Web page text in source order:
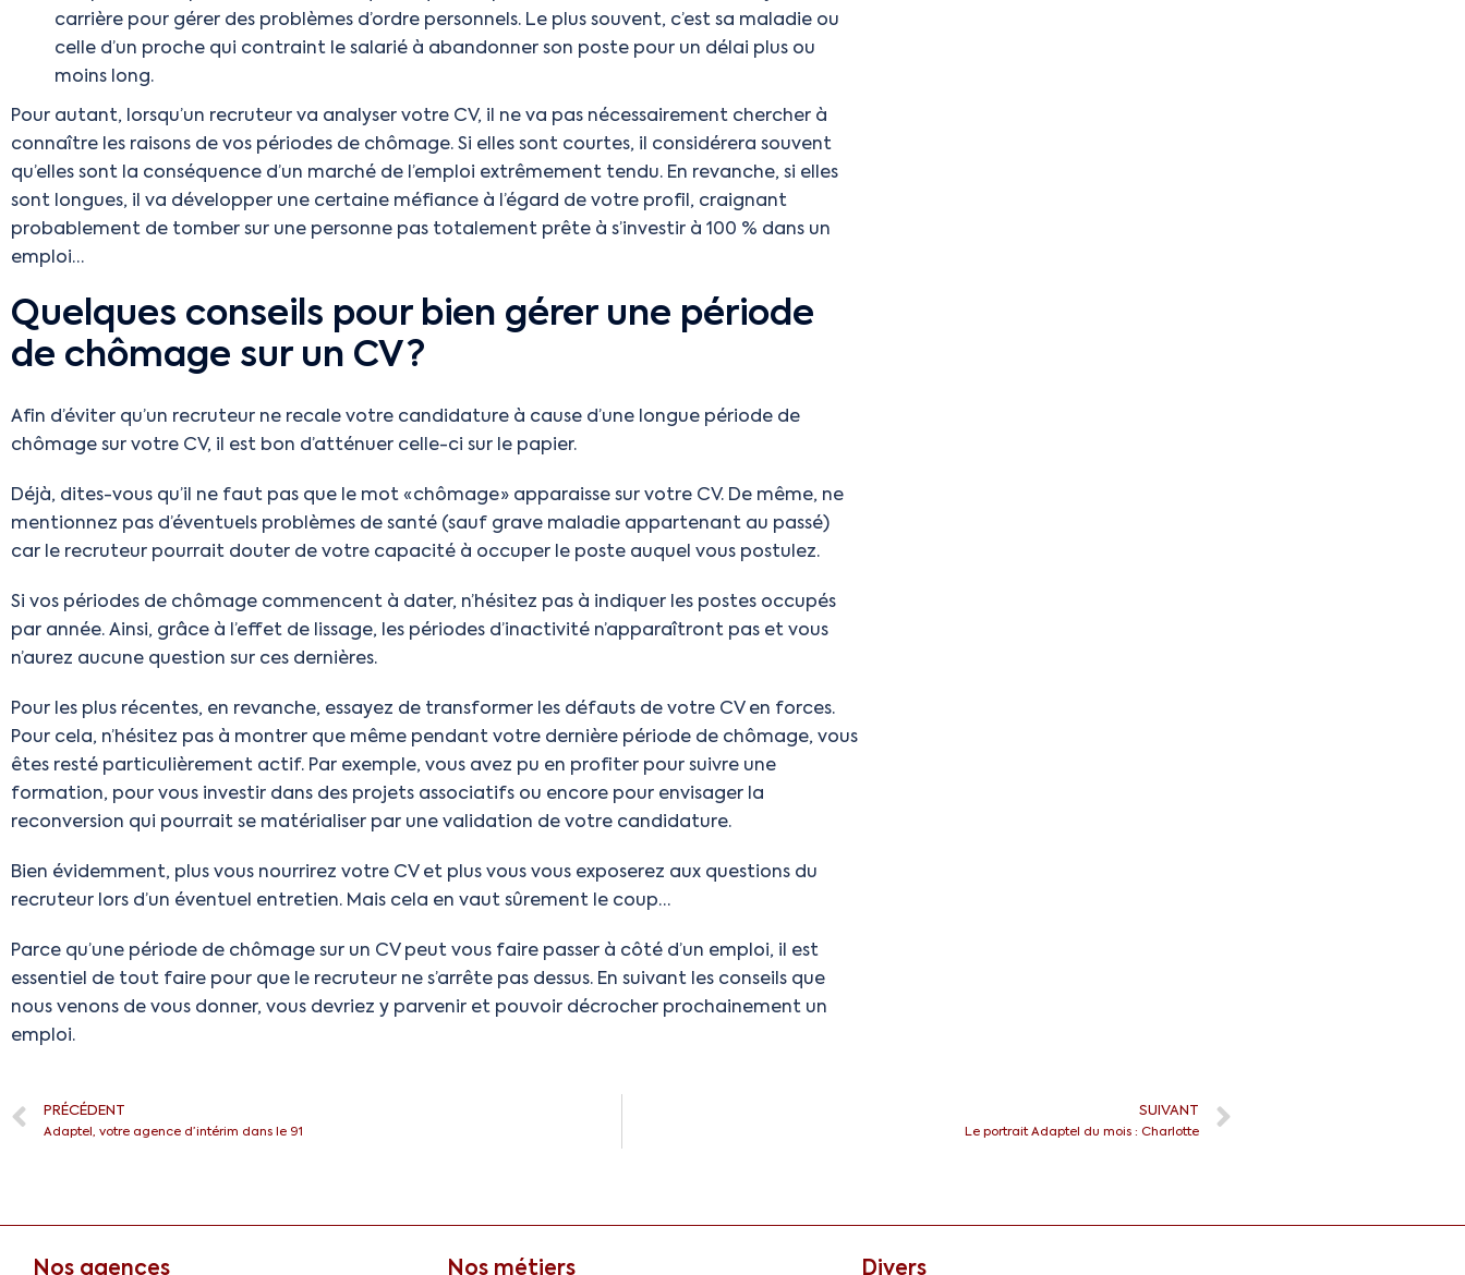
carrière pour gérer des problèmes d’ordre personnels. Le plus souvent, c’est sa maladie ou
celle d’un proche qui contraint le salarié à abandonner son poste pour un délai plus ou
moins long.
Pour autant, lorsqu’un recruteur va analyser votre CV, il ne va pas nécessairement chercher à
connaître les raisons de vos périodes de chômage. Si elles sont courtes, il considérera souvent
qu’elles sont la conséquence d’un marché de l’emploi extrêmement tendu. En revanche, si elles
sont longues, il va développer une certaine méfiance à l’égard de votre profil, craignant
probablement de tomber sur une personne pas totalement prête à s’investir à 100 % dans un
emploi…
Quelques conseils pour bien gérer une période
de chômage sur un CV ?
Afin d’éviter qu’un recruteur ne recale votre candidature à cause d’une longue période de
chômage sur votre CV, il est bon d’atténuer celle-ci sur le papier.
Déjà, dites-vous qu’il ne faut pas que le mot « chômage » apparaisse sur votre CV. De même, ne
mentionnez pas d’éventuels problèmes de santé (sauf grave maladie appartenant au passé)
car le recruteur pourrait douter de votre capacité à occuper le poste auquel vous postulez.
Si vos périodes de chômage commencent à dater, n’hésitez pas à indiquer les postes occupés
par année. Ainsi, grâce à l’effet de lissage, les périodes d’inactivité n’apparaîtront pas et vous
n’aurez aucune question sur ces dernières.
Pour les plus récentes, en revanche, essayez de transformer les défauts de votre CV en forces.
Pour cela, n’hésitez pas à montrer que même pendant votre dernière période de chômage, vous
êtes resté particulièrement actif. Par exemple, vous avez pu en profiter pour suivre une
formation, pour vous investir dans des projets associatifs ou encore pour envisager la
reconversion qui pourrait se matérialiser par une validation de votre candidature.
Bien évidemment, plus vous nourrirez votre CV et plus vous vous exposerez aux questions du
recruteur lors d’un éventuel entretien. Mais cela en vaut sûrement le coup…
Parce qu’une période de chômage sur un CV peut vous faire passer à côté d’un emploi, il est
essentiel de tout faire pour que le recruteur ne s’arrête pas dessus. En suivant les conseils que
nous venons de vous donner, vous devriez y parvenir et pouvoir décrocher prochainement un
emploi.
PRÉCÉDENT
Adaptel, votre agence d’intérim dans le 91
SUIVANT
Le portrait Adaptel du mois : Charlotte
Nos agences Nos métiers Divers